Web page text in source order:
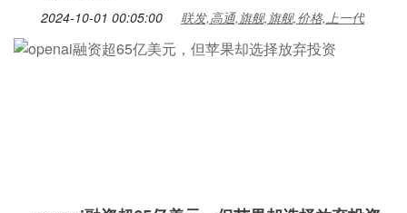
2024-10-01 00:05:00 联发,高通,旗舰,旗舰,价格,上一代